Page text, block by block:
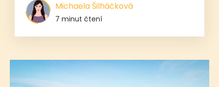
Michaela Šilháčková
7 minut čtení